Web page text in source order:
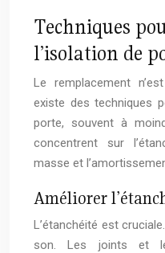
Techniques
l’isolation de
Le remplacement
existe des techniques
porte, souvent à
concentrent sur
masse et
Améliorer
L’étanchéité est
son. Les joints et